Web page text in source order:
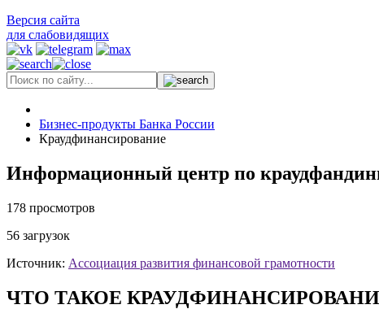
Версия сайта
для слабовидящих
Бизнес-продукты Банка России
Краудфинансирование
Информационный центр по
178 просмотров
56 загрузок
Источник: Ассоциация развития финансовой грамотности
ЧТО ТАКОЕ